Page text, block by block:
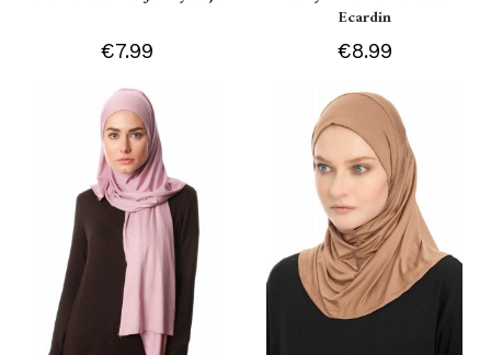
€7.99
Ecardin
€8.99